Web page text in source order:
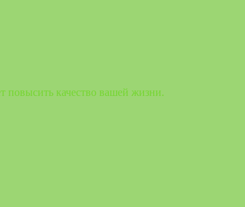
повысить качество вашей жизни.